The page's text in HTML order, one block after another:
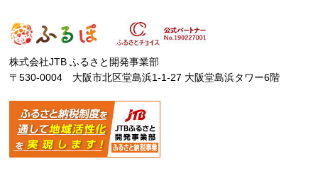
株式会社JTB ふるさと開発事業部
〒530-0004 大阪市北区堂島浜1-1-27 大阪堂島浜タワー6階